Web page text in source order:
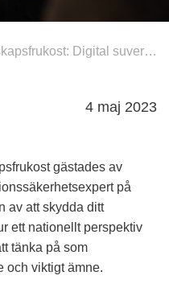
Digital suveränitet med Hampus Holmström
4 maj 2023
gästades av
på
av att skydda ditt
ett nationellt perspektiv
tänka på som
och viktigt ämne.